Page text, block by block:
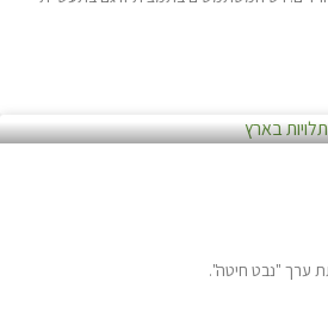
ערך "נבט חיטה".